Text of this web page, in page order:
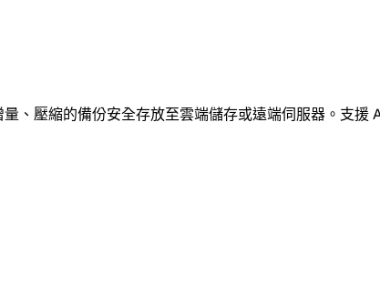
、壓縮的備份安全存放至雲端儲存或遠端伺服器。支